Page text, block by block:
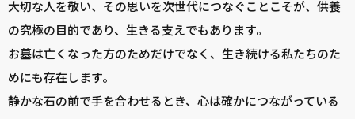
大切な人を敬い、その思いを次世代につなぐことこそが、供養
の究極の目的であり、生きる支えでもあります。
お墓は亡くなった方のためだけでなく、生き続ける私たちのた
めにも存在します。
静かな石の前で手を合わせるとき、心は確かにつながっている